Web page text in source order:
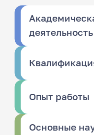
деятельность
Опыт работы
Основные